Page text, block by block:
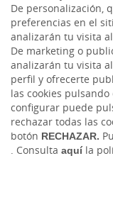
De personalización,
preferencias en el
analizarán tu visita
De marketing o
analizarán tu visita
perfil y ofrecerte
las cookies pulsando
configurar puede
rechazar todas las
botón RECHAZAR.
. Consulta aquíla
YouTube
Código de Ética y
Aviso legal